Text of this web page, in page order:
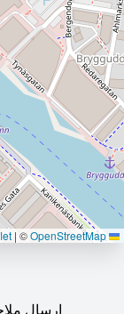
| ©OpenStreetMap